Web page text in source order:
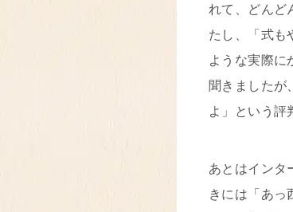
れて、どんど
たし、「式も
ような実際に
聞きましたが
よ」という評
あとはインタ
きには「あっ